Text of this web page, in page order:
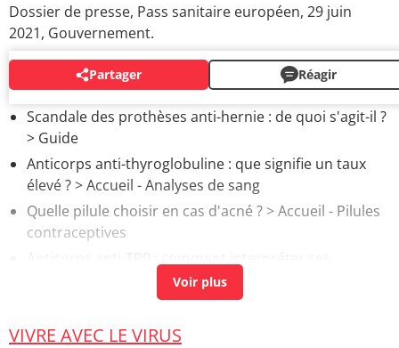
Dossier de presse, Pass sanitaire européen, 29 juin
2021, Gouvernement.
Partager Réagir
AUTOUR DU MÊME SUJET
Scandale des prothèses anti-hernie : de quoi s'agit-il ?
> Guide
Anticorps anti-thyroglobuline : que signifie un taux
élevé ?> Accueil - Analyses de sang
Quelle pilule choisir en cas d'acné ? > Accueil - Pilules
contraceptives
> Accueil - Analyses de sang
Anticorps anti-HBs : élevés, bas, c'est quoi ?
Analyses de sang
VIVRE AVEC LE VIRUS